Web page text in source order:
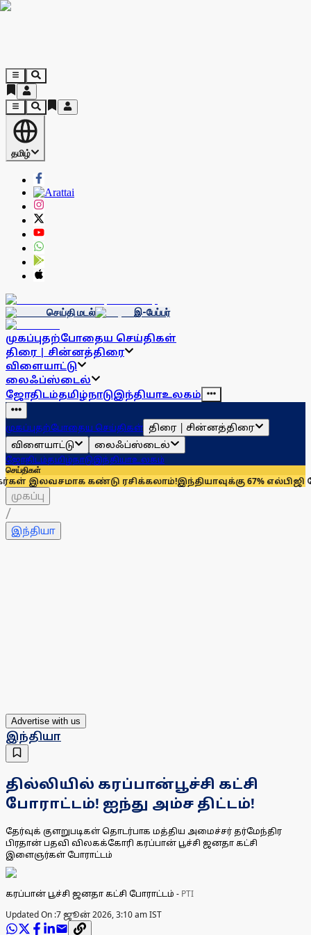
தமிழ்
செய்தி மடல் இ-பேப்பர்
முகப்புதற்போதைய செய்திகள்
திரை | சின்னத்திரை
விளையாட்டு
லைஃப்ஸ்டைல்
ஜோதிடம்தமிழ்நாடுஇந்தியாஉலகம்
முகப்புதற்போதைய செய்திகள் திரை | சின்னத்திரை
விளையாட்டு
லைஃப்ஸ்டைல்
ஜோதிடம்தமிழ்நாடுஇந்தியாஉலகம்
செய்திகள்
கண்டு ரசிக்கலாம்! இந்தியாவுக்கு 67% எல்பிஜி
முகப்பு
/
இந்தியா
Advertise with us
இந்தியா
தில்லியில் கரப்பான்பூச்சி கட்சி
போராட்டம்! ஐந்து அம்ச திட்டம்!
தேர்வுக் குளறுபடிகள் தொடர்பாக மத்திய அமைச்சர் தர்மேந்திர
பிரதான் பதவி விலகக்கோரி கரப்பான் பூச்சி ஜனதா கட்சி
இளைஞர்கள் போராட்டம்
கரப்பான் பூச்சி ஜனதா கட்சி போராட்டம் - PTI
Updated On :7 ஜூன் 2026, 3:10 am IST